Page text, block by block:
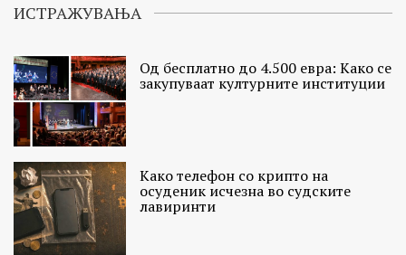
ИСТРАЖУВАЊА
Од бесплатно до 4.500 евра: Како се
закупуваат културните институции
Како телефон со крипто на
осуденик исчезна во судските
лавиринти